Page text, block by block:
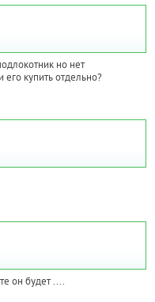
но нет
купить отдельно?
он будет ....